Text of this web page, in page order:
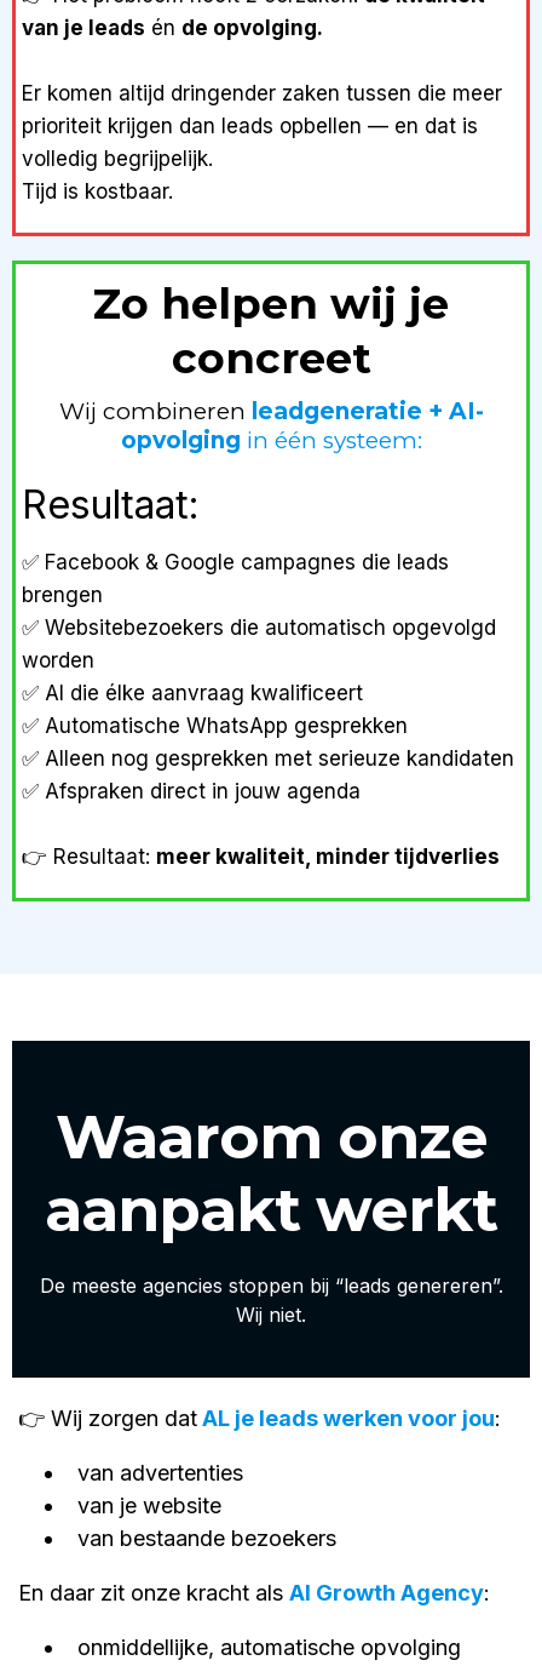
van je leads én de opvolging.
Er komen altijd dringender zaken tussen die meer
prioriteit krijgen dan leads opbellen — en dat is
volledig begrijpelijk.
Tijd is kostbaar.
Zo helpen wij je
concreet
Wij combineren leadgeneratie + AI-
opvolging in één systeem:
Resultaat:
✅ Facebook & Google campagnes die leads
brengen
✅ Websitebezoekers die automatisch opgevolgd
worden
✅ AI die élke aanvraag kwalificeert
✅ Automatische WhatsApp gesprekken
✅ Alleen nog gesprekken met serieuze kandidaten
✅ Afspraken direct in jouw agenda
👉 Resultaat: meer kwaliteit, minder tijdverlies
Waarom onze
aanpakt werkt
De meeste agencies stoppen bij “leads genereren”.
Wij niet.
👉 Wij zorgen datAL je leads werken voor jou:
van advertenties
van je website
van bestaande bezoekers
En daar zit onze kracht als AI Growth Agency:
onmiddellijke, automatische opvolging